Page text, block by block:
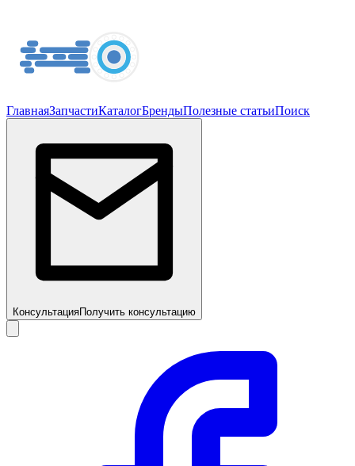
ГлавнаяЗапчастиКаталогБрендыПолезные статьиПоиск
КонсультацияПолучить консультацию